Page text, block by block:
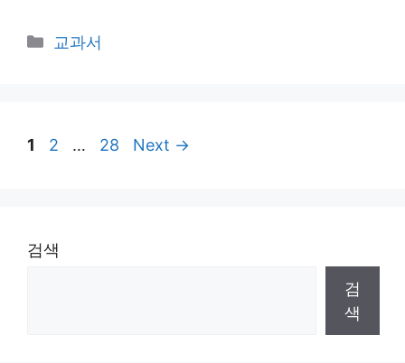
Categories
교과서
Page
1 Page
2 … Page
28 Next →
검색
검
색